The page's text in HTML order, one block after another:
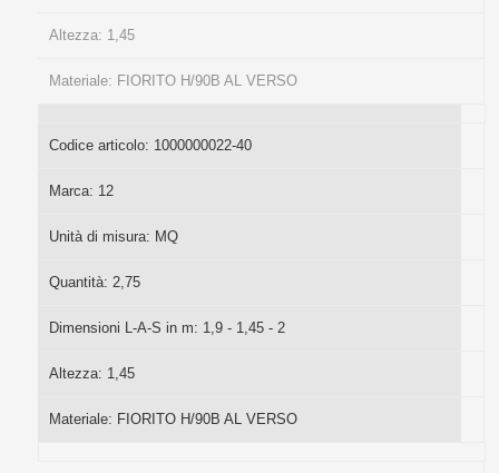
Altezza: 1,45
Materiale: FIORITO H/90B AL VERSO
Codice articolo: 1000000022-40
Marca: 12
Unità di misura: MQ
Quantità: 2,75
Dimensioni L-A-S in m: 1,9 - 1,45 - 2
Altezza: 1,45
Materiale: FIORITO H/90B AL VERSO